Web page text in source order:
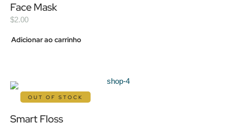
Face Mask
$2.00
Adicionar ao carrinho
OUT OF STOCK
Smart Floss